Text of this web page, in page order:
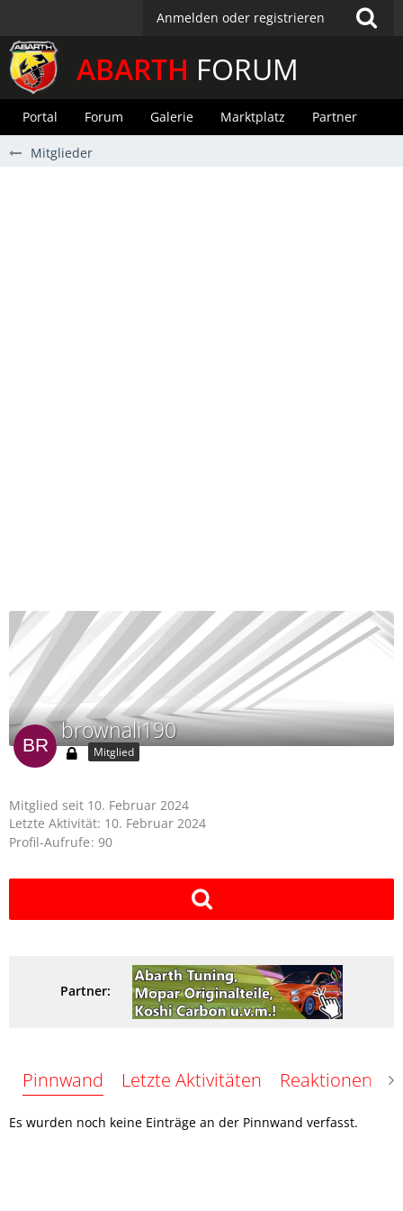
Anmelden oder registrieren
ABARTH FORUM
Portal Forum Galerie Marktplatz Partner
Mitglieder
brownali190
Mitglied
Mitglied seit 10. Februar 2024
Letzte Aktivität: 10. Februar 2024
Profil-Aufrufe 90
Partner:
Pinnwand Letzte Aktivitäten Reaktionen
Es wurden noch keine Einträge an der Pinnwand verfasst.